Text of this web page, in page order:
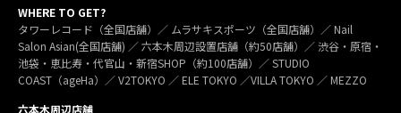
WHERE TO GET?
タワーレコード（全国店舗）／ ムラサキスポーツ（全国店舗）／ Nail
Salon Asian(全国店舗) ／ 六本木周辺設置店舗（約50店舗）／ 渋谷・原宿・
池袋・恵比寿・代官山・新宿SHOP（約100店舗）／ STUDIO
COAST（ageHa）／ V2TOKYO ／ ELE TOKYO ／VILLA TOKYO ／ MEZZO
六本木周辺店舗